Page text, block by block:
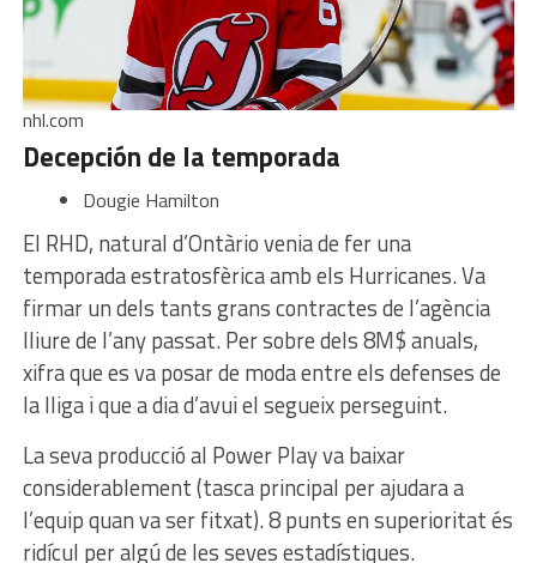
nhl.com
Decepción de la temporada
Dougie Hamilton
El RHD, natural d’Ontàrio venia de fer una
temporada estratosfèrica amb els Hurricanes. Va
firmar un dels tants grans contractes de l’agència
lliure de l’any passat. Per sobre dels 8M$ anuals,
xifra que es va posar de moda entre els defenses de
la lliga i que a dia d’avui el segueix perseguint.
La seva producció al Power Play va baixar
considerablement (tasca principal per ajudara a
l’equip quan va ser fitxat). 8 punts en superioritat és
ridícul per algú de les seves estadístiques.